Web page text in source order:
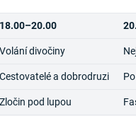
18.00–20.00
Volání divočiny
Cestovatelé a dobrodruzi
Zločin pod lupou